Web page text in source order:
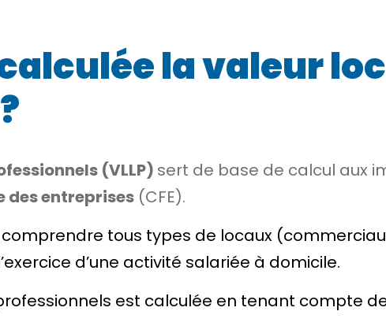
la valeur
(VLLP) sert de base de calcul aux
entreprises (CFE).
comprendre tous types de locaux
d’une activité salariée à domicile.
est calculée en tenant compte